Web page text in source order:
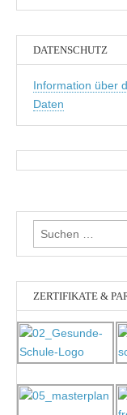
DATENSCHUTZ
Information über
Daten
Suchen
nach:
ZERTIFIKATE &